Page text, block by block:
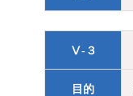
Ⅴ-３
目的